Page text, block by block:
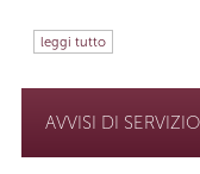
leggi tutto
AVVISI DI SERVIZIO